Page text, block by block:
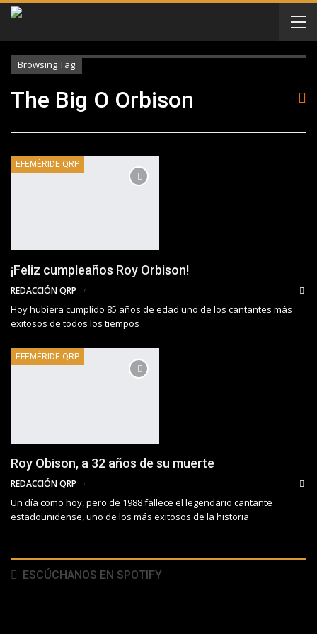
Browsing Tag
The Big O Orbison
EFEMÉRIDE QRP
¡Feliz cumpleaños Roy Orbison!
REDACCIÓN QRP
Hoy hubiera cumplido 85 años de edad uno de los cantantes más
exitosos de todos los tiempos
EFEMÉRIDE QRP
Roy Obison, a 32 años de su muerte
REDACCIÓN QRP
Un día como hoy, pero de 1988 fallece el legendario cantante
estadounidense, uno de los más exitosos de la historia
ESCÚCHANOS EN SPOTIFY